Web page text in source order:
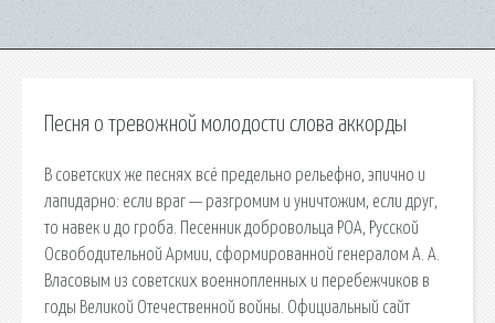
Песня о тревожной молодости слова аккорды
В советских же песнях всё предельно рельефно, эпично и
лапидарно: если враг — разгромим и уничтожим, если друг,
то навек и до гроба. Песенник добровольца РОА, Русской
Освободительной Армии, сформированной генералом А. А.
Власовым из советских военнопленных и перебежчиков в
годы Великой Отечественной войны. Официальный сайт